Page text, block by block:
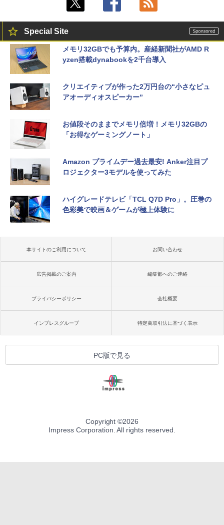
Special Site
メモリ32GBでも予算内。産経新聞社がAMD R
yzen搭載dynabookを2千台導入
クリエイティブが作った2万円台の“小さなピュ
アオーディオスピーカー”
お値段そのままでメモリ倍増！メモリ32GBの
「お得なゲーミングノート」
Amazon プライムデー過去最安! Anker注目プ
ロジェクター3モデルを使ってみた
ハイグレードテレビ「TCL Q7D Pro」。圧巻の
色彩美で映画＆ゲームが極上体験に
本サイトのご利用について お問い合わせ
広告掲載のご案内 編集部へのご連絡
プライバシーポリシー 会社概要
インプレスグループ 特定商取引法に基づく表示
PC版で見る
Copyright ©2026
Impress Corporation. All rights reserved.